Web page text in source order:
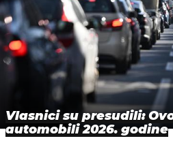
Vlasnici su presudili:
automobili 2026. godine